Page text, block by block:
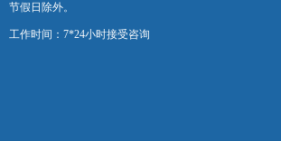
节假日除外。
工作时间：7*24小时接受咨询